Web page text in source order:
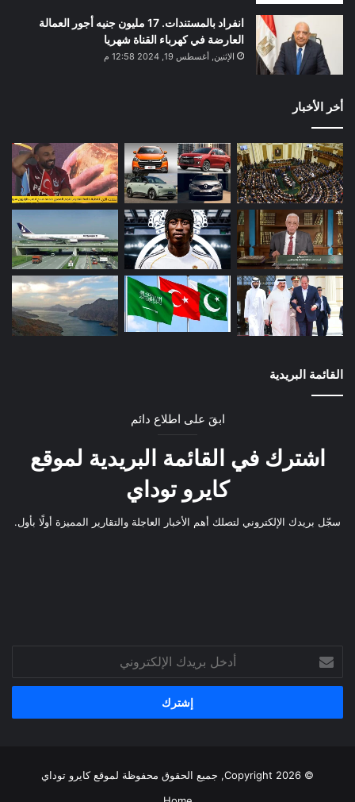
انفراد بالمستندات. 17 مليون جنيه أجور العمالة
العارضة في كهرباء القناة شهريا
الإثنين, أغسطس 19, 2024 12:58 م
أخر الأخبار
القائمة البريدية
ابقَ على اطلاع دائم
اشترك في القائمة البريدية لموقع
كايرو توداي
سجّل بريدك الإلكتروني لتصلك أهم الأخبار العاجلة والتقارير المميزة أولًا بأول.
بريدك
الإلكتروني
© Copyright 2026, جميع الحقوق محفوظة لموقع
كايرو توداي